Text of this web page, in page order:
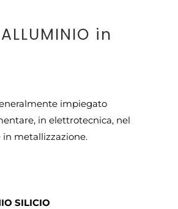
in
impiegato
in elettrotecnica, nel
metallizzazione.
SILICIO